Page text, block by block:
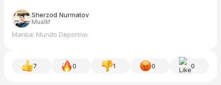
Sherzod Nurmatov
Muallif
Manba: Mundo Deportivo
7 0 1 0 0